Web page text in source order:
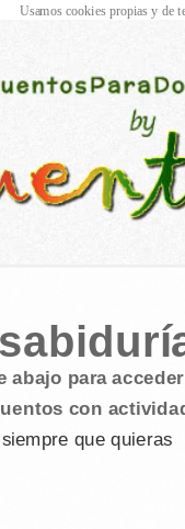
abajo para
con
que quieras
Usamos cookies propias y de